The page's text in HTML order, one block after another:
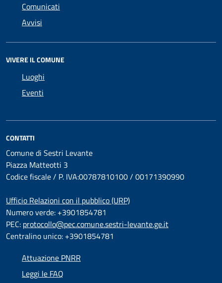
Comunicati
Avvisi
VIVERE IL COMUNE
Luoghi
Eventi
CONTATTI
Comune di Sestri Levante
Piazza Matteotti 3
Codice fiscale / P. IVA:00787810100 / 00171390990
Ufficio Relazioni con il pubblico (URP)
Numero verde: +3901854781
PEC: protocollo@pec.comune.sestri-levante.ge.it
Centralino unico: +3901854781
Attuazione PNRR
Leggi le FAQ